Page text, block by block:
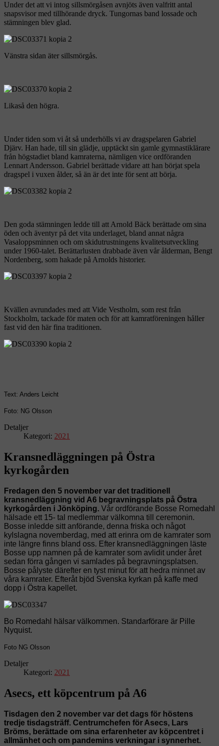
Under det att vi intog sillsmörgåsen avnjöts även valfritt antal
snapsvisor med tillhörande dryck. Tungornas band lossade och
stämningen blev glad.
Vänstra sidan äter sillsmörgås.
Likaså den högra.
Under tiden som vi åt så underhölls vi av dragspelaren Gabriel
Djärv. Han hade, till sin glädje, upptäckt sin gamle gymnastiklärare
från högstadiet bland kamraterna, nämligen vice ordföranden
Lennart Andersson. Gabriel berättade vidare att han börjat spela
dragspel i vuxen ålder, så än är det inte för sent att börja.
Den goda stämningen ledde till att Arnold Bäck berättade om sina
öden och äventyr på det vita underlaget, bland annat några
Vasaloppsminnen och om skidutrustningens kvalitetsutveckling
under 1960-talet. Berättarlusten drabbade även vår ålderman, Bengt
Nordenberg, som hakade på Arnolds historier.
Kvällen avrundades med att Vide Vestholm, som rest från
Stockholm, tackade för maten och för att kamratföreningen håller
fast vid den här fina traditionen.
Text: Anders Leicht
Foto: NG Olsson
Detaljer
Kategori: 2021
Kransnedläggningen på Östra
kyrkogården
Fredagen den 5 november var det traditionell
kransnedläggning vid A6 begravningsplats på Östra
kyrkogården i Jönköping. Vår ordförande Bosse Romedahl
hälsade ett 15- tal medlemmar välkomna till ceremonin.
Bosse inledde sitt anförande, denna friska och något
kylslagna novemberdag, med att erinra om de kamrater som
inte längre finns bland oss. Efter kransnedläggningen läste
Bosse upp namnen på de kamrater som avlidit under året
sedan förra gången vi samlades på begravningsplatsen.
Bosse pålyste därefter en tyst minut för att hedra minnet av
våra kamrater. Efteråt bjöd Svenska kyrkan på kaffe med
dopp i Östra kapellet.
Bo Romedahl hälsar välkommen. Standarförare är Pille
Nyquist.
Foto NG Olsson
Detaljer
Kategori: 2021
Asecs, ett köpcentrum på A6
Tisdagen den 2 november var det dags för höstens
tredje tisdagsträff. Centrumchefen för Asecs, Lars
Bröms, berättade om sina erfarenheter av köpcentret i
allmänhet och om pandemins verkningar i synnerhet.